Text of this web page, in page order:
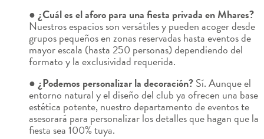
● ¿Cuál es el aforo para una fiesta privada en Mhares?
Nuestros espacios son versátiles y pueden acoger desde
grupos pequeños en zonas reservadas hasta eventos de
mayor escala (hasta 250 personas) dependiendo del
formato y la exclusividad requerida.
● ¿Podemos personalizar la decoración?Sí. Aunque el
entorno natural y el diseño del club ya ofrecen una base
estética potente, nuestro departamento de eventos te
asesorará para personalizar los detalles que hagan que la
fiesta sea 100% tuya.